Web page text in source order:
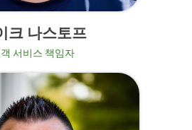
크 나스토프
객 서비스 책임자